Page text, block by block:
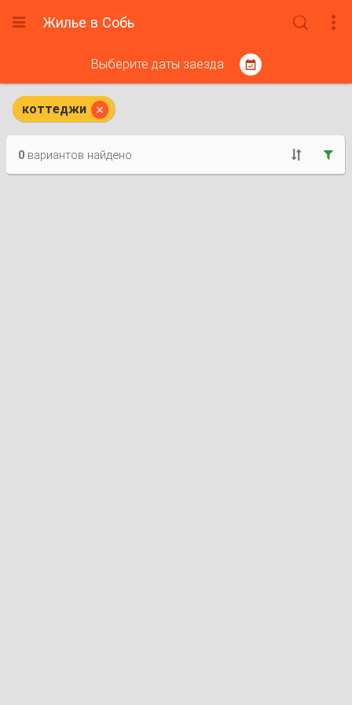
 Жилье в Собь  
Выберите даты заезда 
коттеджи 


0вариантов найдено